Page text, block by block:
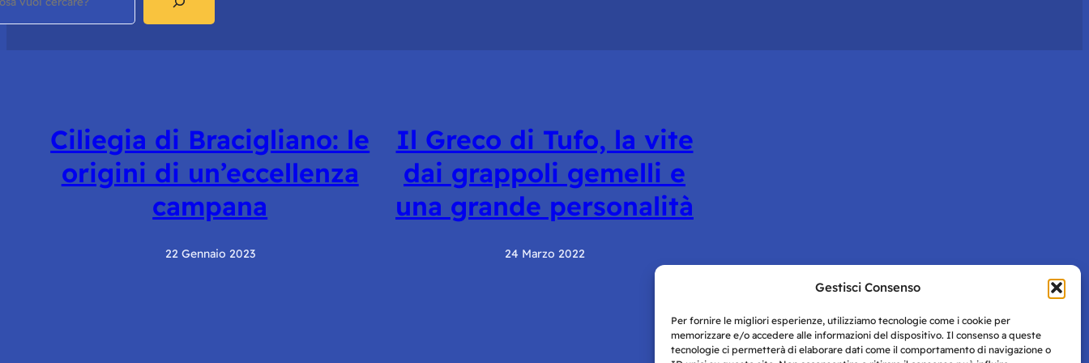
Gestisci Consenso
Per fornire le migliori esperienze, utilizziamo tecnologie come i cookie per
memorizzare e/o accedere alle informazioni del dispositivo. Il consenso a queste
tecnologie ci permetterà di elaborare dati come il comportamento di navigazione o
Ciliegia di Bracigliano: le
origini di un’eccellenza
campana
22 Gennaio 2023
Il Greco di Tufo, la vite
dai grappoli gemelli e
una grande personalità
24 Marzo 2022